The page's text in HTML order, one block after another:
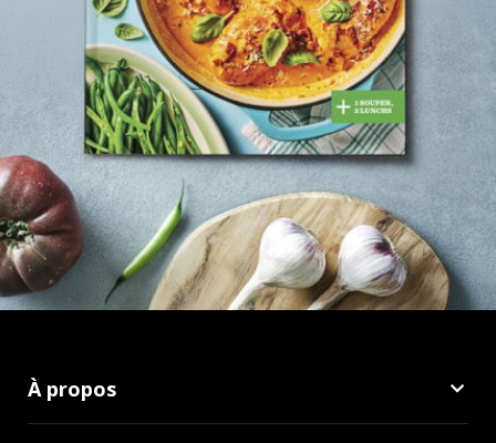
À propos